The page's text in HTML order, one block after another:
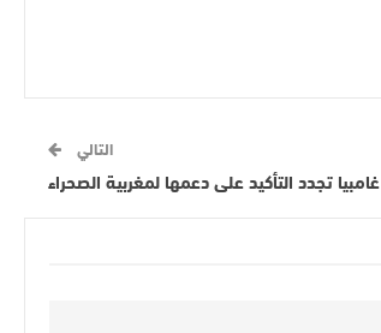
التالي
غامبيا تجدد التأكيد على دعمها لمغربية الصحراء